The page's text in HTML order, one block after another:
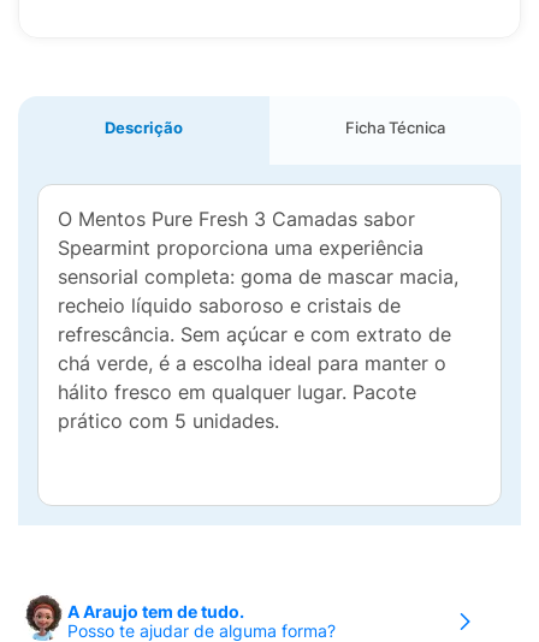
Descrição Ficha Técnica
O Mentos Pure Fresh 3 Camadas sabor
Spearmint proporciona uma experiência
sensorial completa: goma de mascar macia,
recheio líquido saboroso e cristais de
refrescância. Sem açúcar e com extrato de
chá verde, é a escolha ideal para manter o
hálito fresco em qualquer lugar. Pacote
prático com 5 unidades.
A Araujo tem de tudo.
Posso te ajudar de alguma forma?